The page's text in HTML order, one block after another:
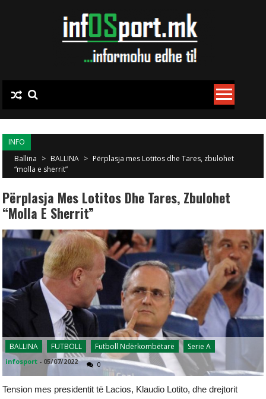
INFO
Ballina > BALLINA > Përplasja mes Lotitos dhe Tares, zbulohet
“molla e sherrit”
Përplasja Mes Lotitos Dhe Tares, Zbulohet
“molla E Sherrit”
BALLINA FUTBOLL Futboll Ndërkombëtarë Serie A
infosport - 05/07/2022 0
Tension mes presidentit të Lacios, Klaudio Lotito, dhe drejtorit